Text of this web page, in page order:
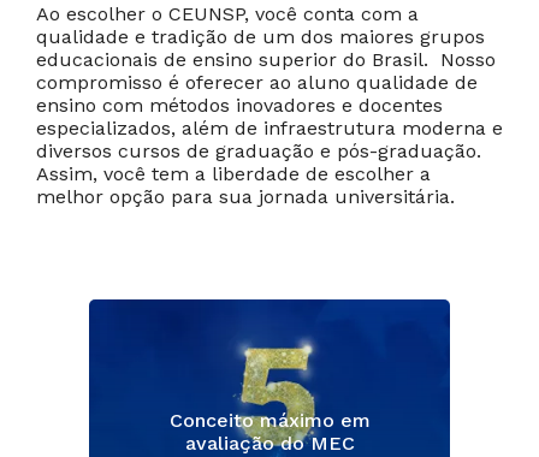
Ao escolher o CEUNSP, você conta com a
qualidade e tradição de um dos maiores grupos
educacionais de ensino superior do Brasil. Nosso
compromisso é oferecer ao aluno qualidade de
ensino com métodos inovadores e docentes
especializados, além de infraestrutura moderna e
diversos cursos de graduação e pós-graduação.
Assim, você tem a liberdade de escolher a
melhor opção para sua jornada universitária.
Conceito máximo em
avaliação do MEC